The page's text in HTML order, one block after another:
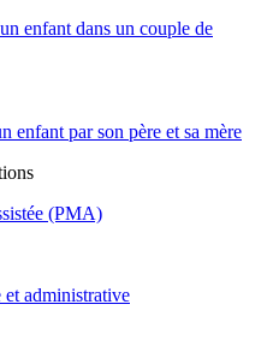
enfant dans un couple de
enfant par son père et sa mère
(PMA)
administrative